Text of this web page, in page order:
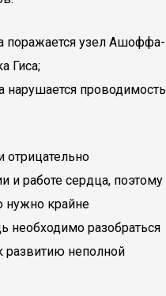
поражается узел Ашоффа-
Гиса;
нарушается проводимость
отрицательно
и работе сердца, поэтому
нужно крайне
необходимо разобраться
развитию неполной